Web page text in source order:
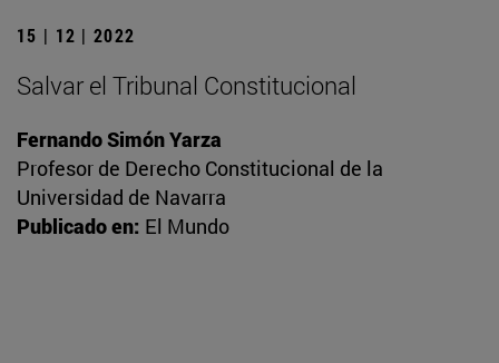
15 | 12 | 2022
Salvar el Tribunal Constitucional
Fernando Simón Yarza
Profesor de Derecho Constitucional de la
Universidad de Navarra
Publicado en: El Mundo